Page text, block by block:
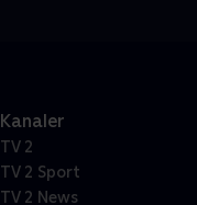
Kanaler
TV 2
TV 2 Sport
TV 2 News